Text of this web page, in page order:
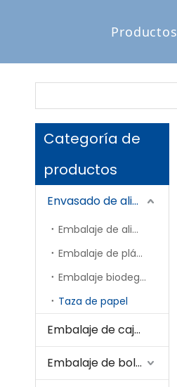
Productos
Categoría de
productos
Envasado de alimentos
Embalaje de alimentos en papel
Embalaje de plástico
Embalaje biodegradable
Taza de papel
Embalaje de caja de papel
Embalaje de bolsas de papel